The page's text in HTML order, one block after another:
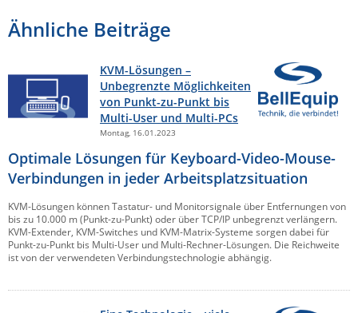
Ähnliche Beiträge
KVM-Lösungen –
Unbegrenzte Möglichkeiten
von Punkt-zu-Punkt bis
Multi-User und Multi-PCs
Montag, 16.01.2023
Optimale Lösungen für Keyboard-Video-Mouse-
Verbindungen in jeder Arbeitsplatzsituation
KVM-Lösungen können Tastatur- und Monitorsignale über Entfernungen von
bis zu 10.000 m (Punkt-zu-Punkt) oder über TCP/IP unbegrenzt verlängern.
KVM-Extender, KVM-Switches und KVM-Matrix-Systeme sorgen dabei für
Punkt-zu-Punkt bis Multi-User und Multi-Rechner-Lösungen. Die Reichweite
ist von der verwendeten Verbindungstechnologie abhängig.